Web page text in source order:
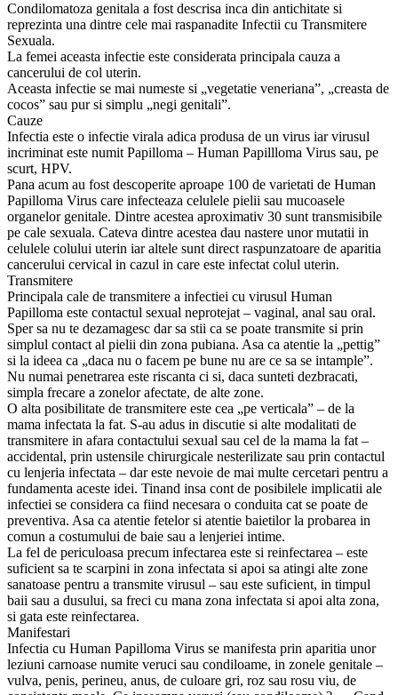
Condilomatoza genitala a fost descrisa inca din antichitate si
reprezinta una dintre cele mai raspanadite Infectii cu Transmitere
Sexuala.
La femei aceasta infectie este considerata principala cauza a
cancerului de col uterin.
Aceasta infectie se mai numeste si „vegetatie veneriana”, „creasta de
cocos” sau pur si simplu „negi genitali”.
Cauze
Infectia este o infectie virala adica produsa de un virus iar virusul
incriminat este numit Papilloma – Human Papillloma Virus sau, pe
scurt, HPV.
Pana acum au fost descoperite aproape 100 de varietati de Human
Papilloma Virus care infecteaza celulele pielii sau mucoasele
organelor genitale. Dintre acestea aproximativ 30 sunt transmisibile
pe cale sexuala. Cateva dintre acestea dau nastere unor mutatii in
celulele colului uterin iar altele sunt direct raspunzatoare de aparitia
cancerului cervical in cazul in care este infectat colul uterin.
Transmitere
Principala cale de transmitere a infectiei cu virusul Human
Papilloma este contactul sexual neprotejat – vaginal, anal sau oral.
Sper sa nu te dezamagesc dar sa stii ca se poate transmite si prin
simplul contact al pielii din zona pubiana. Asa ca atentie la „pettig”
si la ideea ca „daca nu o facem pe bune nu are ce sa se intample”.
Nu numai penetrarea este riscanta ci si, daca sunteti dezbracati,
simpla frecare a zonelor afectate, de alte zone.
O alta posibilitate de transmitere este cea „pe verticala” – de la
mama infectata la fat. S-au adus in discutie si alte modalitati de
transmitere in afara contactului sexual sau cel de la mama la fat –
accidental, prin ustensile chirurgicale nesterilizate sau prin contactul
cu lenjeria infectata – dar este nevoie de mai multe cercetari pentru a
fundamenta aceste idei. Tinand insa cont de posibilele implicatii ale
infectiei se considera ca fiind necesara o conduita cat se poate de
preventiva. Asa ca atentie fetelor si atentie baietilor la probarea in
comun a costumului de baie sau a lenjeriei intime.
La fel de periculoasa precum infectarea este si reinfectarea – este
suficient sa te scarpini in zona infectata si apoi sa atingi alte zone
sanatoase pentru a transmite virusul – sau este suficient, in timpul
baii sau a dusului, sa freci cu mana zona infectata si apoi alta zona,
si gata este reinfectarea.
Manifestari
Infectia cu Human Papilloma Virus se manifesta prin aparitia unor
leziuni carnoase numite veruci sau condiloame, in zonele genitale –
vulva, penis, perineu, anus, de culoare gri, roz sau rosu viu, de